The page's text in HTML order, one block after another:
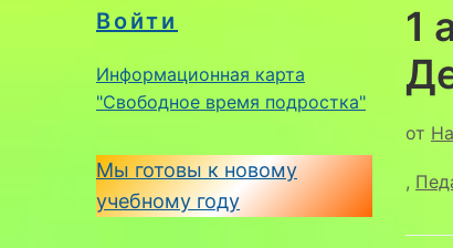
Войти
Информационная карта
"Свободное время подростка"
Мы готовы к новому
учебному году
1
от
,